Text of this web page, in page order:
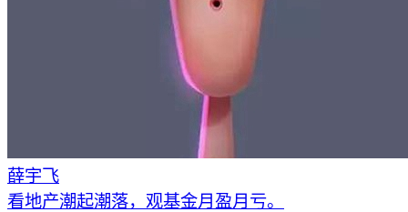
薛宇飞
看地产潮起潮落，观基金月盈月亏。